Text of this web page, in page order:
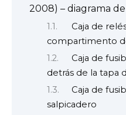
2008) – diagrama
Caja de
compartimento
Caja de
detrás de la tapa
Caja de
salpicadero